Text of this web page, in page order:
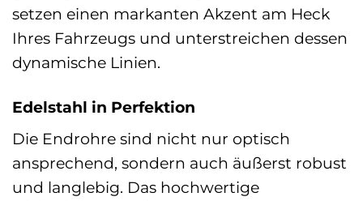
setzen einen markanten Akzent am Heck
Ihres Fahrzeugs und unterstreichen dessen
dynamische Linien.
Edelstahl in Perfektion
Die Endrohre sind nicht nur optisch
ansprechend, sondern auch äußerst robust
und langlebig. Das hochwertige